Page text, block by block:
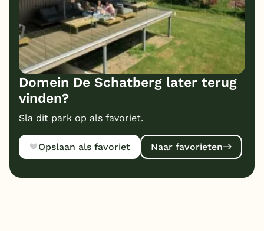
Domein De Schatberg later terug
vinden?
Sla dit park op als favoriet.
Opslaan als favoriet Naar favorieten